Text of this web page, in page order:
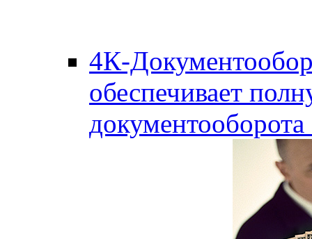
4К-
обеспечивает